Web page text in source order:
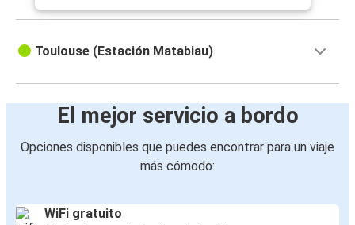
Toulouse (Estación Matabiau)
El mejor servicio a bordo
Opciones disponibles que puedes encontrar para un viaje
más cómodo:
WiFi gratuito